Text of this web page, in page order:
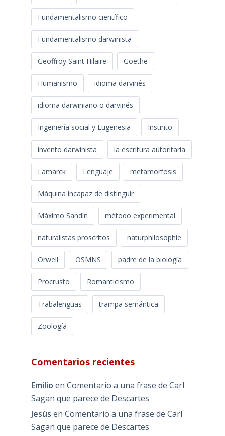
Fundamentalismo científico
Fundamentalismo darwinista
Geoffroy Saint Hilaire Goethe
Humanismo idioma darvinés
idioma darwiniano o darvinés
Ingeniería social y Eugenesia Instinto
invento darwinista la escritura autoritaria
Lamarck Lenguaje metamorfosis
Máquina incapaz de distinguir
Máximo Sandín método experimental
naturalistas proscritos naturphilosophie
Orwell OSMNS padre de la biología
Procrusto Romanticismo
Trabalenguas trampa semántica
Zoología
Comentarios recientes
Emilio en Comentario a una frase de Carl
Sagan que parece de Descartes
Jesús en Comentario a una frase de Carl
Sagan que parece de Descartes